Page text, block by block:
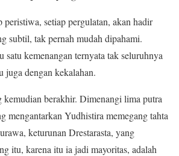
peristiwa, setiap pergulatan, akan hadir
subtil, tak pernah mudah dipahami.
satu kemenangan ternyata tak seluruhnya
juga dengan kekalahan.
kemudian berakhir. Dimenangi lima putra
mengantarkan Yudhistira memegang tahta
keturunan Drestarasta, yang
itu, karena itu ia jadi mayoritas, adalah